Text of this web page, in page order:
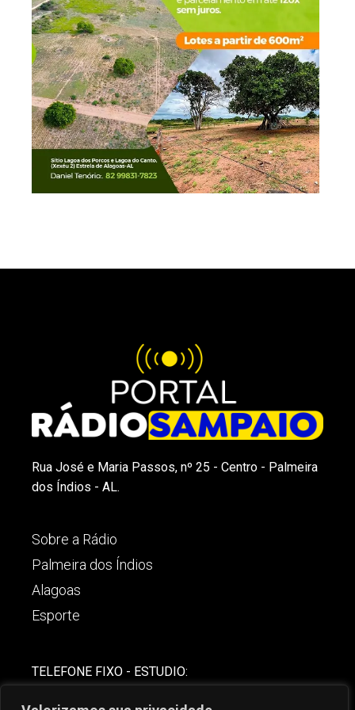
Rua José e Maria Passos, nº 25 - Centro - Palmeira
dos Índios - AL.
Sobre a Rádio
Palmeira dos Índios
Alagoas
Esporte
TELEFONE FIXO - ESTUDIO: